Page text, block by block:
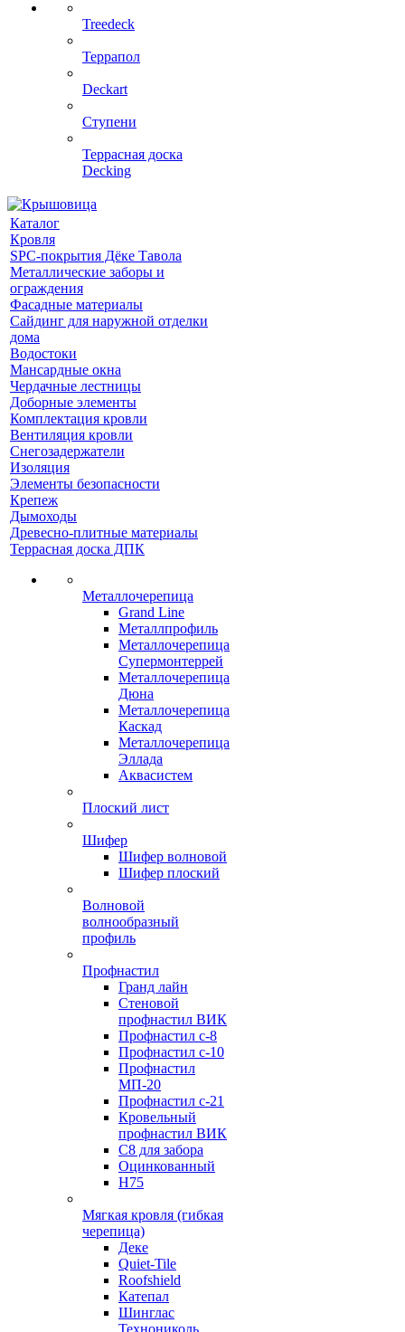
Treedeck
Террапол
Deckart
Ступени
Террасная доска
Decking
Каталог
Кровля
SPC-покрытия Дёке Тавола
Металлические заборы и
ограждения
Фасадные материалы
Сайдинг для наружной отделки
дома
Водостоки
Мансардные окна
Чердачные лестницы
Доборные элементы
Комплектация кровли
Вентиляция кровли
Снегозадержатели
Изоляция
Элементы безопасности
Крепеж
Дымоходы
Древесно-плитные материалы
Террасная доска ДПК
Металлочерепица
Grand Line
Металлпрофиль
Металлочерепица
Супермонтеррей
Металлочерепица
Дюна
Металлочерепица
Каскад
Металлочерепица
Эллада
Аквасистем
Плоский лист
Шифер
Шифер волновой
Шифер плоский
Волновой
волнообразный
профиль
Профнастил
Гранд лайн
Стеновой
профнастил ВИК
Профнастил с-8
Профнастил с-10
Профнастил
МП-20
Профнастил с-21
Кровельный
профнастил ВИК
С8 для забора
Оцинкованный
Н75
Мягкая кровля (гибкая
черепица)
Деке
Quiet-Tile
Roofshield
Катепал
Шинглас
Технониколь